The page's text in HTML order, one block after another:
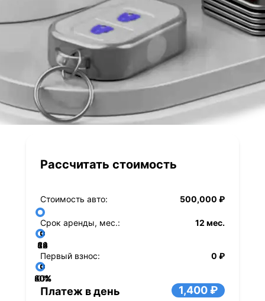
Рассчитать стоимость
Стоимость авто: 500,000 ₽
Срок аренды, мес.: 12 мес.
12
24
36
48
60
72
84
Первый взнос:
0 ₽
0%
20%
40%
60%
80%
Платеж в день 1,400 ₽